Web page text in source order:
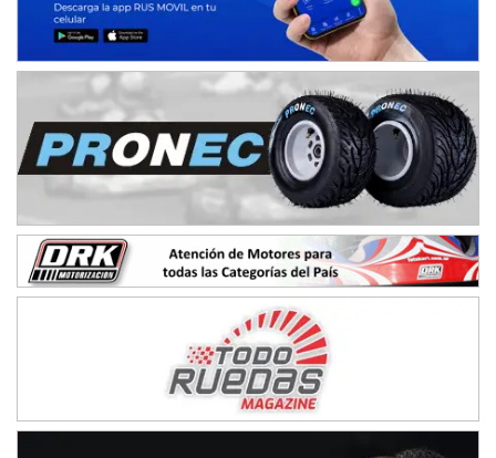
Ramiro Tot (Asfalto)
Baradero (Buenos Aires)
KDO - F6
Ciudad de Trenque Lauquen (Asfalto)
Trenque Lauquen (Buenos Aires)
ENTRERRIANO - F6 (POSTERGADA)
Parque de la Velocidad (Asfalto)
Villaguay (Entre Ríos)
VICTORIENSE - F7
El Cerro (Tierra)
Victoria (Entre Ríos)
Moto Club Reginense (Tierra)
Gral. E. Godoy (Río Negro)
Juventud Unida (Tierra)